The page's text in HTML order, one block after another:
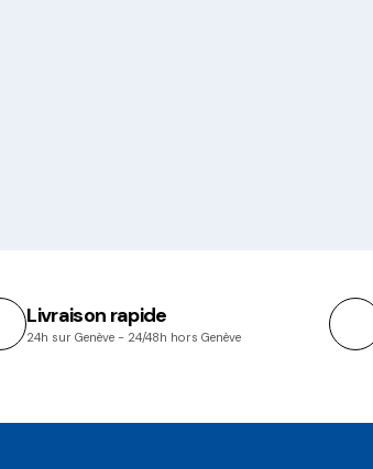
Livraison rapide
24h sur Genève - 24/48h hors Genève